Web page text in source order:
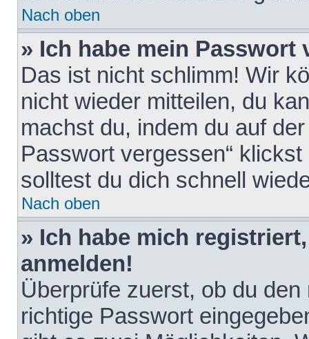
Nach oben
» Ich habe mein Passwort
Das ist nicht schlimm! Wir
nicht wieder mitteilen, du
machst du, indem du auf
Passwort vergessen“
solltest du dich schnell
Nach oben
» Ich habe mich
anmelden!
Überprüfe zuerst, ob du
richtige Passwort